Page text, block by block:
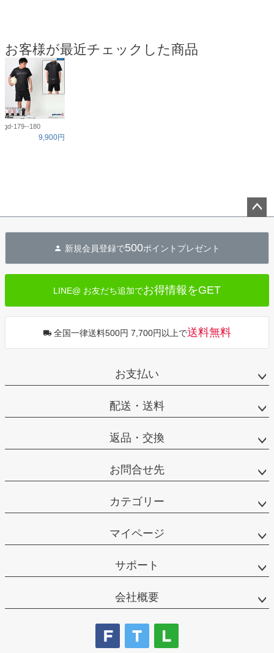
お客様が最近チェックした商品
gd-179--180
9,900円
へ
新規会員登録で500ポイントプレゼント
LINE@ お友だち追加でお得情報をGET
全国一律送料500円 7,700円以上で送料無料
お支払い
配送・送料
返品・交換
お問合せ先
カテゴリー
マイページ
サポート
会社概要